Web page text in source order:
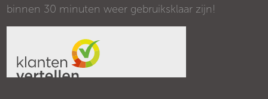
binnen 30 minuten weer gebruiksklaar zijn!